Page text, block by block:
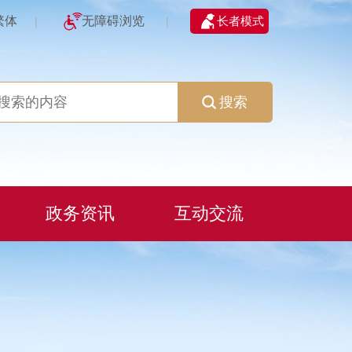
体 | 无障碍浏览 | 长者模式
搜索
政务资讯 互动交流